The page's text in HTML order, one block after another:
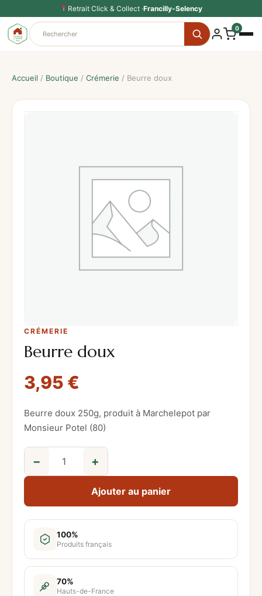
contenu
Retrait Click & Collect ·Francilly-Selency
0
Accueil / Boutique / Crémerie / Beurre doux
CRÉMERIE
Beurre doux
3,95 €
Beurre doux 250g, produit à Marchelepot par
Monsieur Potel (80)
u
a
− +
Ajouter au panier
100%
Produits français
70%
Hauts-de-France